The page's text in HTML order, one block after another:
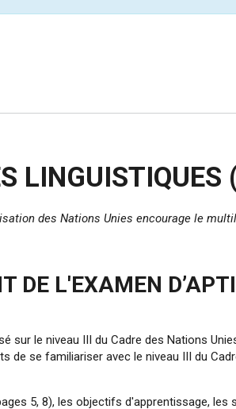
LINGUISTIQUES
des Nations Unies encourage le
DE L'EXAMEN
sur le niveau III du Cadre des Nations
de se familiariser avec le niveau III du
5, 8), les objectifs d'apprentissage, les